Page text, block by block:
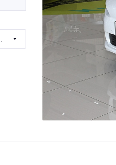
级车